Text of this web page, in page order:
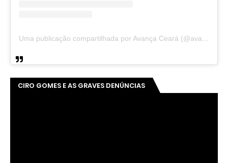
Uma publicação compartilhada por Avança Ceará (@avancaceara)
CIRO GOMES E AS GRAVES DENÚNCIAS